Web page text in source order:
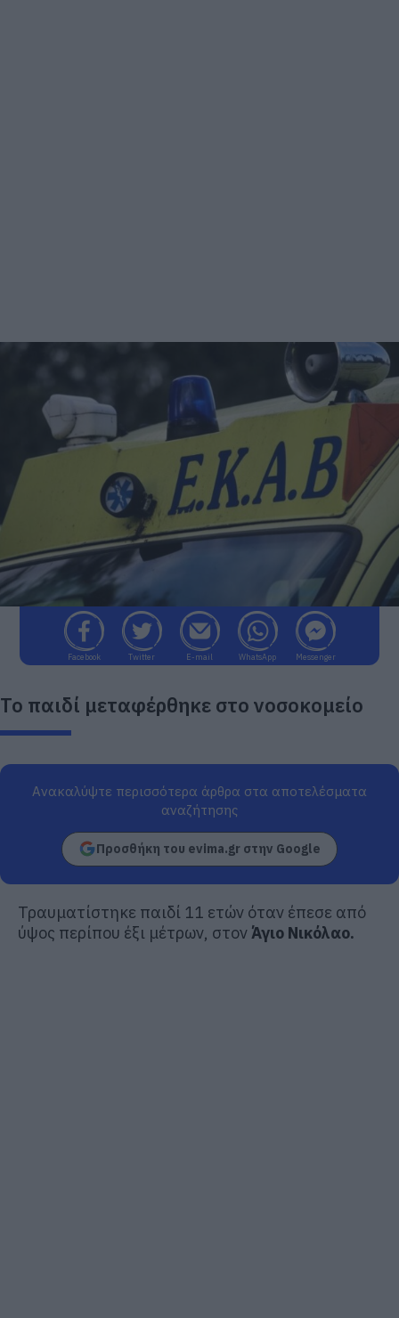
Facebook Twitter E-mail WhatsApp Messenger
Το παιδί μεταφέρθηκε στο νοσοκομείο
Ανακαλύψτε περισσότερα άρθρα στα αποτελέσματα
αναζήτησης
Προσθήκη του evima.gr στην Google
Τραυματίστηκε παιδί 11 ετών όταν έπεσε από
ύψος περίπου έξι μέτρων, στονΆγιο Νικόλαο.